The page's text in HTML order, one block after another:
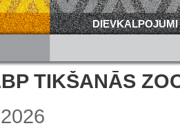
DIEVKALPOJUMI
TIKŠANĀS